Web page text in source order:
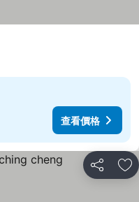
查看價格
分享 放